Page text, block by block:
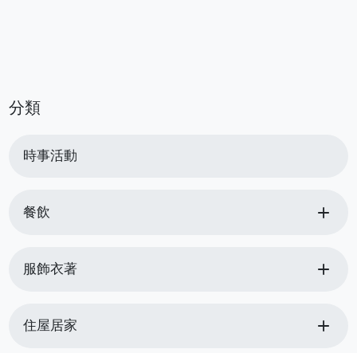
分類
時事活動
餐飲 add
服飾衣著 add
住屋居家 add